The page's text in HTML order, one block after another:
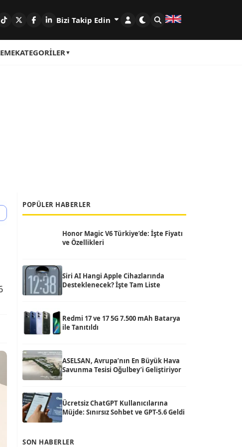
Bizi Takip Edin
KATEGORILER
POPÜLER HABERLER
Honor Magic V6 Türkiye’de: İşte Fiyatı
ve Özellikleri
Siri AI Hangi Apple Cihazlarında
Desteklenecek? İşte Tam Liste
Redmi 17 ve 17 5G 7.500 mAh Batarya
ile Tanıtıldı
ASELSAN, Avrupa’nın En Büyük Hava
Savunma Tesisi Oğulbey’i Geliştiriyor
Ücretsiz ChatGPT Kullanıcılarına
Müjde: Sınırsız Sohbet ve GPT-5.6 Geldi
SON HABERLER